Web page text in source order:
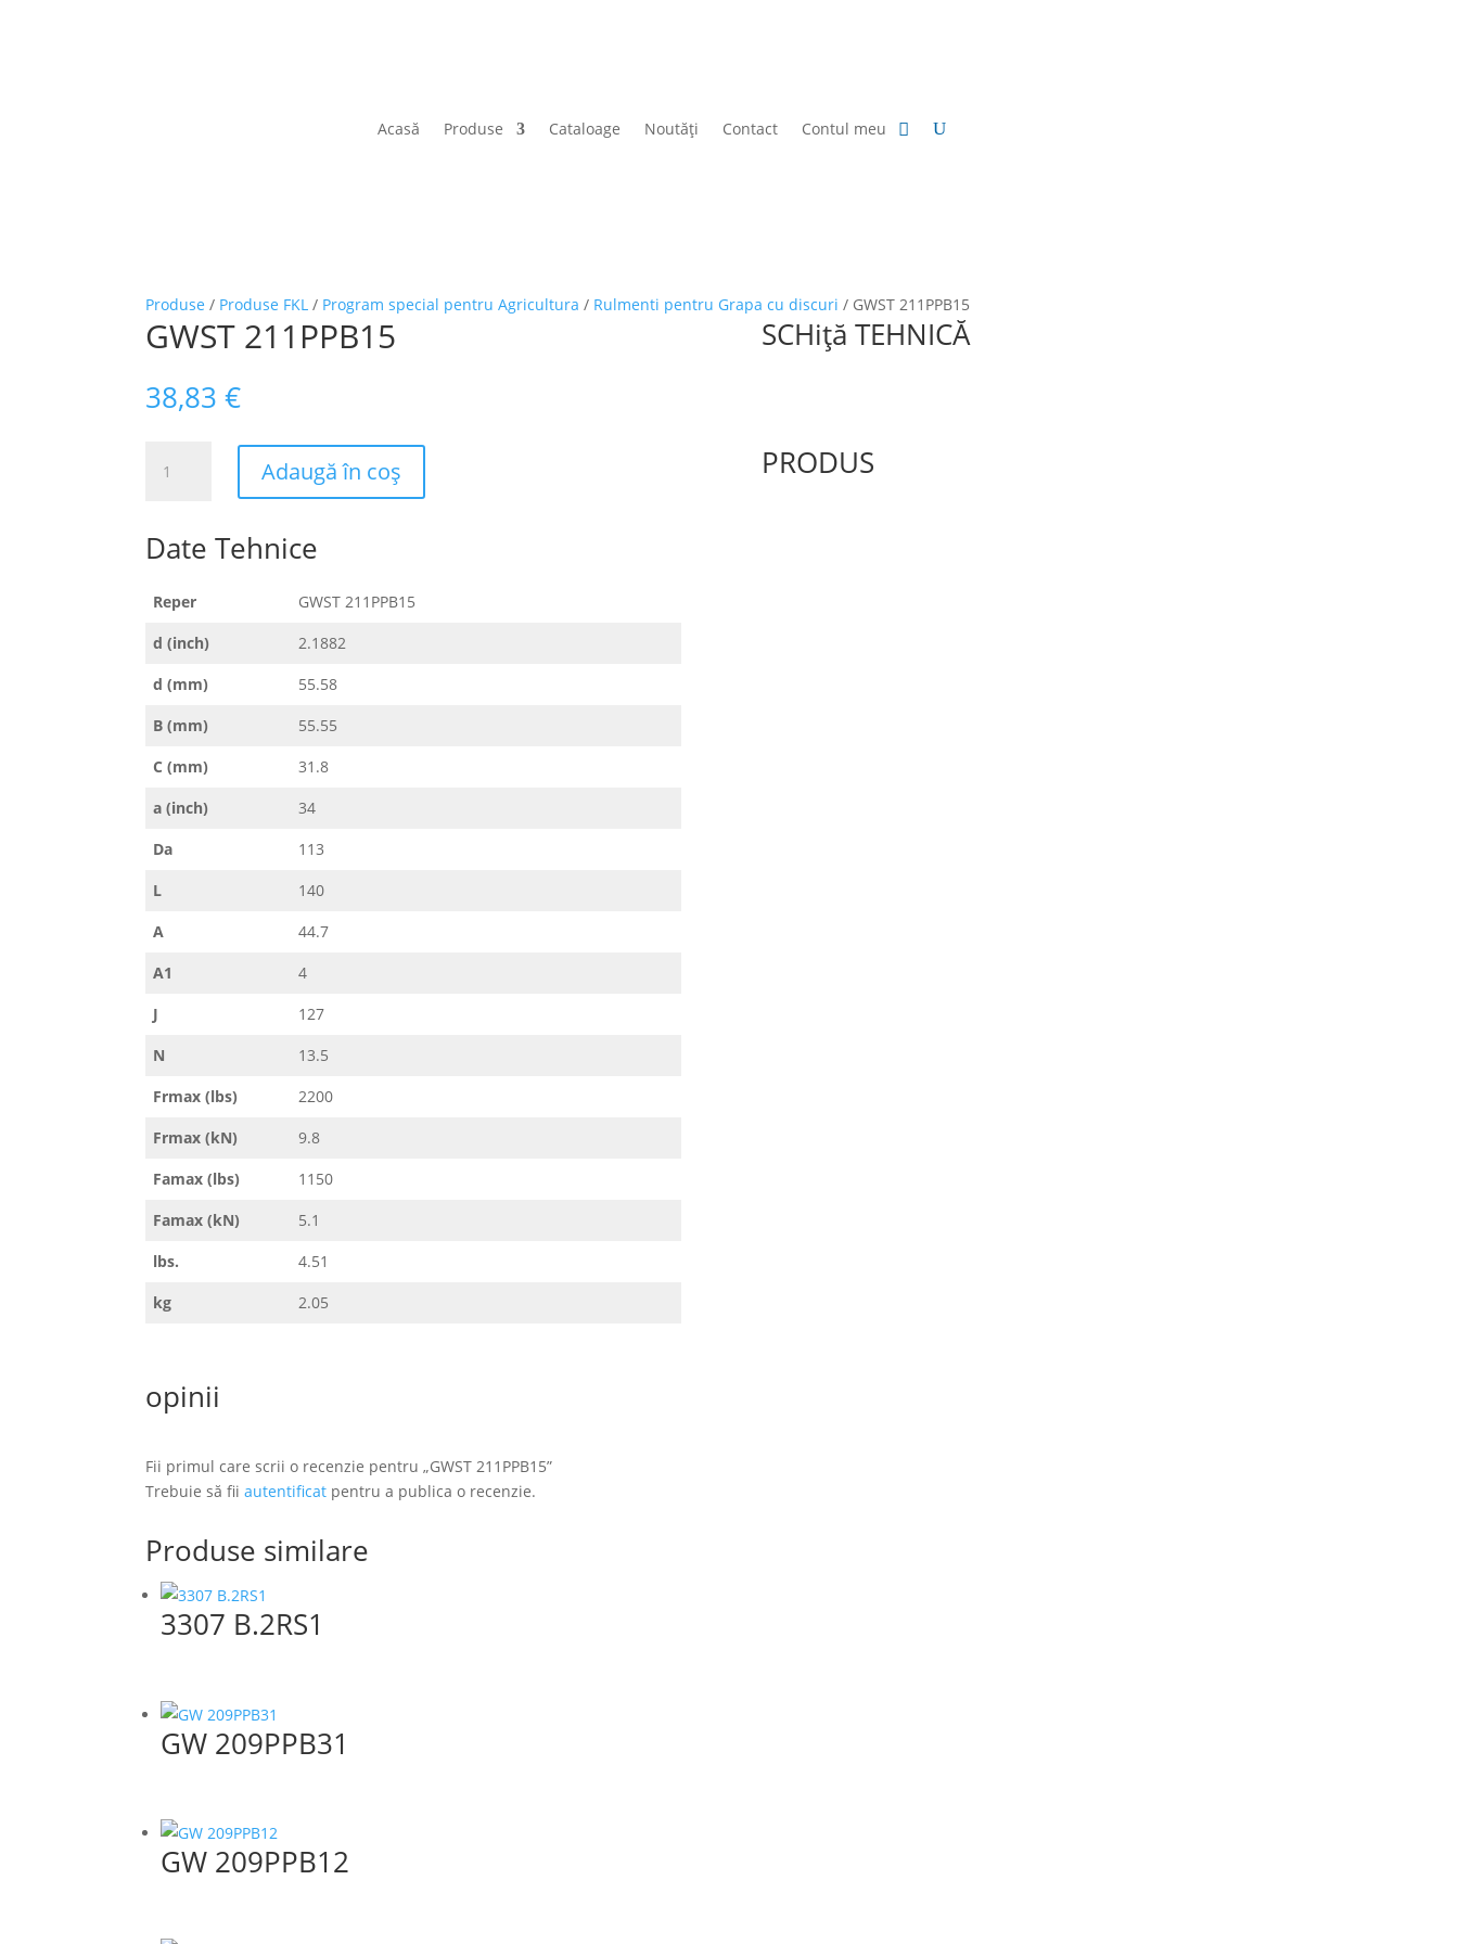
Acasă Produse Cataloage Noutăți Contact Contul meu
Produse / Produse FKL / Program special pentru Agricultura / Rulmenti pentru Grapa cu discuri / GWST 211PPB15
GWST 211PPB15
38,83€
GWST
Adaugă în coș
Date Tehnice
Reper
GWST 211PPB15
d (inch)
2.1882
d (mm)
55.58
B (mm)
55.55
C (mm)
31.8
a (inch)
34
Da
113
L
140
A
44.7
A1
4
J
127
N
13.5
Frmax (lbs)
2200
Frmax (kN)
9.8
Famax (lbs)
1150
Famax (kN)
5.1
lbs.
4.51
kg
2.05
SCHiță TEHNICĂ
PRODUS
opinii
Fii primul care scrii o recenzie pentru „GWST 211PPB15”
Trebuie să fiiautentificat pentru a publica o recenzie.
Produse similare
3307 B.2RS1
GW 209PPB31
GW 209PPB12